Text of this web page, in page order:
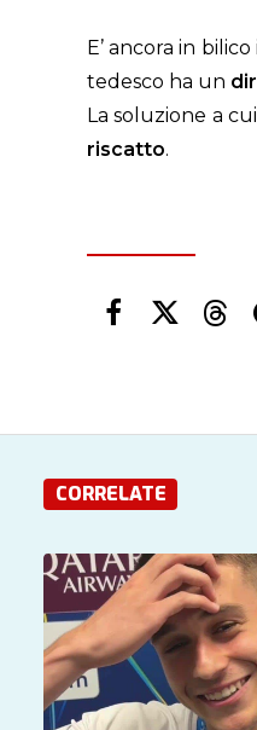
E’ ancora in
tedesco ha un
La soluzione a
riscatto.
CORRELATE